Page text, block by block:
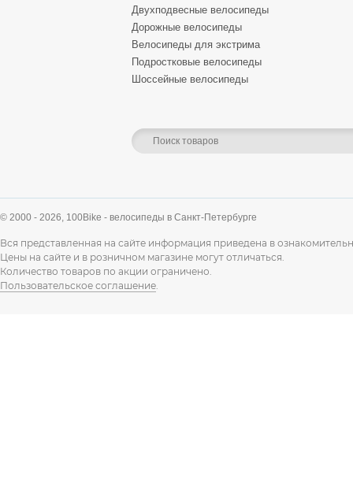
Двухподвесные велосипеды
Дорожные велосипеды
Велосипеды для экстрима
Подростковые велосипеды
Шоссейные велосипеды
© 2000 - 2026, 100Bike - велосипеды в Санкт-Петербурге
Вся представленная на сайте информация приведена в
Цены на сайте и в розничном магазине могут отличаться.
Количество товаров по акции ограничено.
Пользовательское соглашение.